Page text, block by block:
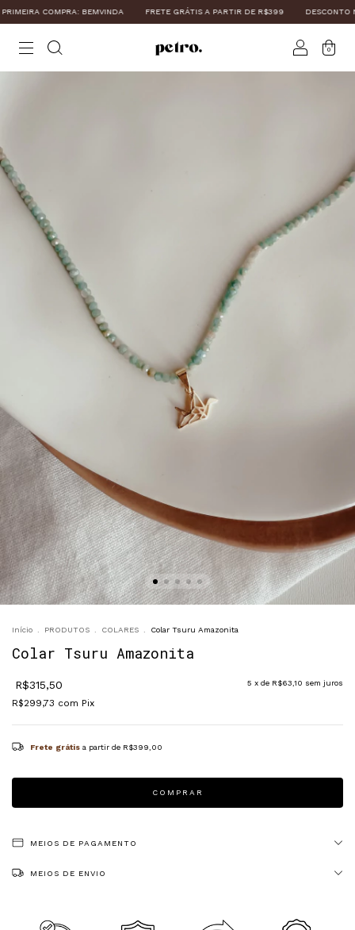
COMPRA: BEMVINDA FRETE GRÁTIS A PARTIR DE R$399 DESCONTO NO
0
Início PRODUTOS COLARES Colar Tsuru Amazonita
Colar Tsuru Amazonita
R$315,50 5 x de R$63,10 sem juros
R$299,73 com Pix
Frete grátis a partir de R$399,00
MEIOS DE PAGAMENTO
MEIOS DE ENVIO